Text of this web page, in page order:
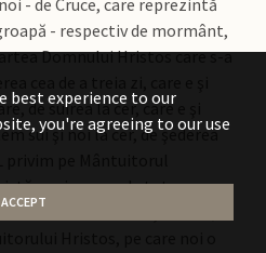
- de Cruce, care reprezintă
- respectiv de mormânt,
Domnului Hristos care s-a
de suirea la cer, care e şi
sui şi noi la cer, de şederea
pe Mântuitorul
mai presus de tot ce
a doua slăvită iarăşi venire,
best experience to our
you're agreeing to our use
ACCEPT